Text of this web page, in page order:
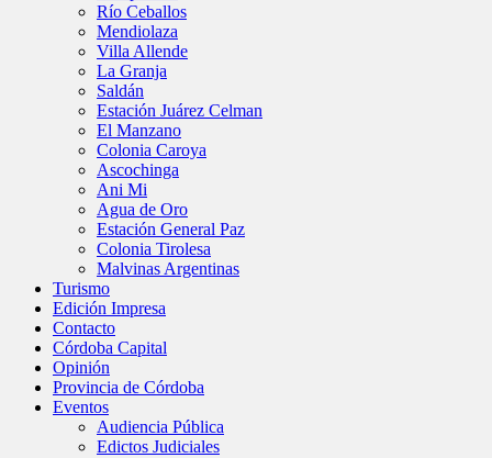
Río Ceballos
Mendiolaza
Villa Allende
La Granja
Saldán
Estación Juárez Celman
El Manzano
Colonia Caroya
Ascochinga
Ani Mi
Agua de Oro
Estación General Paz
Colonia Tirolesa
Malvinas Argentinas
Turismo
Edición Impresa
Contacto
Córdoba Capital
Opinión
Provincia de Córdoba
Eventos
Audiencia Pública
Edictos Judiciales